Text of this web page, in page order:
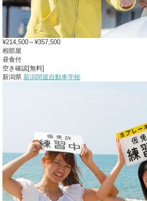
¥214,500～¥357,500
相部屋
昼食付
空き確認[無料]
新潟県 新潟関屋自動車学校